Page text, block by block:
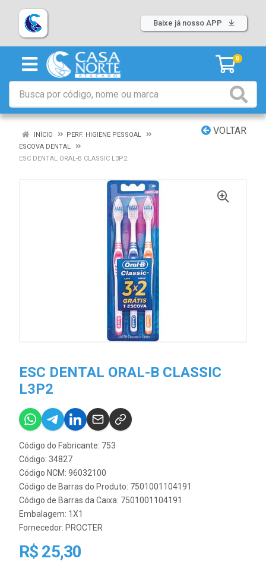
Baixe já nosso APP
0
VOLTAR
INÍCIO
PERF. HIGIENE PESSOAL
ESCOVA DENTAL
ESC DENTAL ORAL-B CLASSIC L3P2
ESC DENTAL ORAL-B CLASSIC
L3P2
Código do Fabricante: 753
Código: 34827
Código NCM: 96032100
Código de Barras do Produto: 7501001104191
Código de Barras da Caixa: 7501001104191
Embalagem: 1X1
Fornecedor: PROCTER
R$ 25,30